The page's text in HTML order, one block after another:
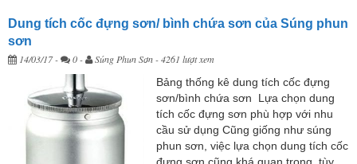
Dung tích cốc đựng sơn/ bình chứa sơn của Súng phun
sơn
14/03/17- 0 - Súng Phun Sơn- 4261 lượt xem
Bảng thống kê dung tích cốc đựng
sơn/bình chứa sơn Lựa chọn dung
tích cốc đựng sơn phù hợp với nhu
cầu sử dụng Cũng giống như súng
phun sơn, việc lựa chọn dung tích cốc